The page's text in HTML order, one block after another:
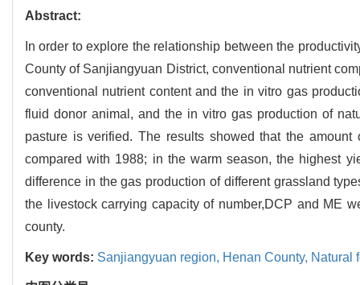
Abstract:
In order to explore the relationship between the
County of Sanjiangyuan District, conventional nutrient
conventional nutrient content and the in vitro gas
fluid donor animal, and the in vitro gas production of
pasture is verified. The results showed that the
compared with 1988; in the warm season, the highest
difference in the gas production of different grassland
the livestock carrying capacity of number,DCP and ME
county.
Key words: Sanjiangyuan region, Henan County, Natural